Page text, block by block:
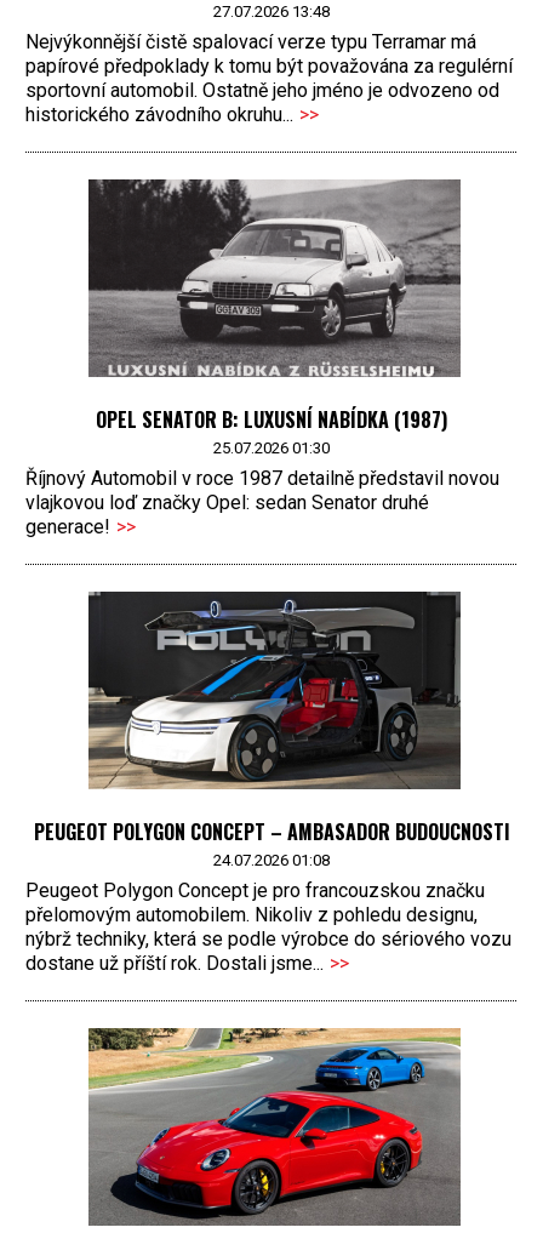
27.07.2026 13:48
Nejvýkonnější čistě spalovací verze typu Terramar má
papírové předpoklady k tomu být považována za regulérní
sportovní automobil. Ostatně jeho jméno je odvozeno od
historického závodního okruhu... >>
OPEL SENATOR B: LUXUSNÍ NABÍDKA (1987)
25.07.2026 01:30
Říjnový Automobil v roce 1987 detailně představil novou
vlajkovou loď značky Opel: sedan Senator druhé
generace! >>
PEUGEOT POLYGON CONCEPT – AMBASADOR BUDOUCNOSTI
24.07.2026 01:08
Peugeot Polygon Concept je pro francouzskou značku
přelomovým automobilem. Nikoliv z pohledu designu,
nýbrž techniky, která se podle výrobce do sériového vozu
dostane už příští rok. Dostali jsme... >>